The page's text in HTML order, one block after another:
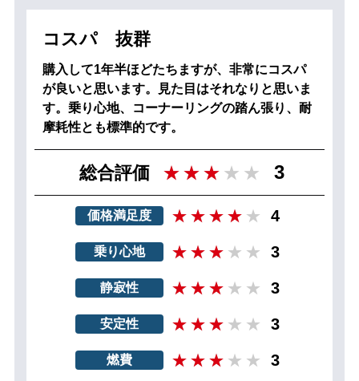
コスパ 抜群
購入して1年半ほどたちますが、非常にコスパ
が良いと思います。見た目はそれなりと思いま
す。乗り心地、コーナーリングの踏ん張り、耐
摩耗性とも標準的です。
総合評価 3
価格満足度 4
乗り心地 3
静寂性 3
安定性 3
燃費 3